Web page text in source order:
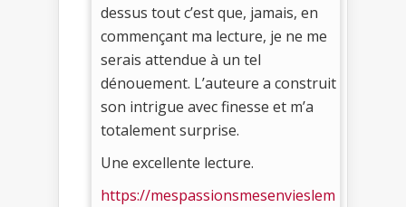
dessus tout c’est que, jamais, en
commençant ma lecture, je ne me
serais attendue à un tel
dénouement. L’auteure a construit
son intrigue avec finesse et m’a
totalement surprise.
Une excellente lecture.
https://mespassionsmesenvieslem